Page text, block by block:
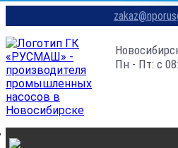
Пн - Пт: с